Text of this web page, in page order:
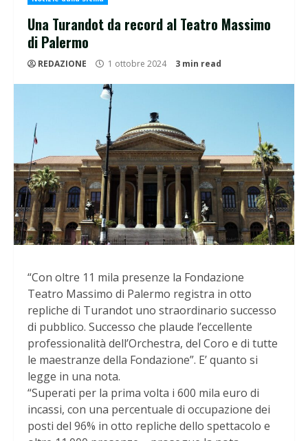
Una Turandot da record al Teatro Massimo
di Palermo
REDAZIONE 1 ottobre 2024 3 min read
“Con oltre 11 mila presenze la Fondazione
Teatro Massimo di Palermo registra in otto
repliche di Turandot uno straordinario successo
di pubblico. Successo che plaude l’eccellente
professionalità dell’Orchestra, del Coro e di tutte
le maestranze della Fondazione”. E’ quanto si
legge in una nota.
“Superati per la prima volta i 600 mila euro di
incassi, con una percentuale di occupazione dei
posti del 96% in otto repliche dello spettacolo e